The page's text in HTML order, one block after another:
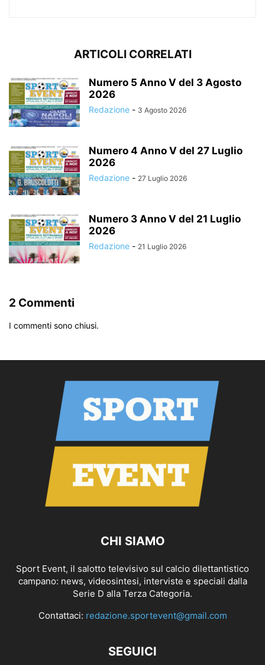
ARTICOLI CORRELATI
Numero 5 Anno V del 3 Agosto
2026
Redazione - 3 Agosto 2026
Numero 4 Anno V del 27 Luglio
2026
Redazione - 27 Luglio 2026
Numero 3 Anno V del 21 Luglio
2026
Redazione - 21 Luglio 2026
2 Commenti
I commenti sono chiusi.
CHI SIAMO
Sport Event, il salotto televisivo sul calcio dilettantistico
campano: news, videosintesi, interviste e speciali dalla
Serie D alla Terza Categoria.
Contattaci: redazione.sportevent@gmail.com
SEGUICI